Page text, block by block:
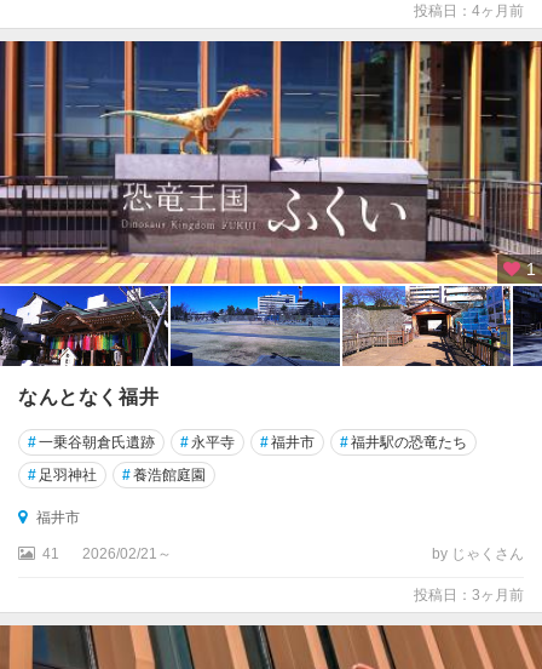
投稿日：4ヶ月前
1
なんとなく福井
#一乗谷朝倉氏遺跡 #永平寺 #福井市 #福井駅の恐竜たち
# 足羽神社 #養浩館庭園
福井市
41 2026/02/21～ by じゃくさん
投稿日：3ヶ月前